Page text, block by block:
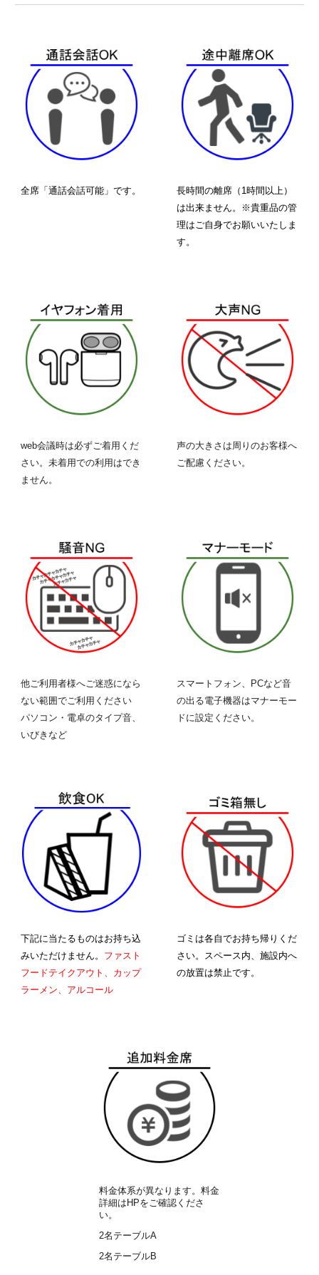
全席「通話会話可能」です。
長時間の離席（1時間以上）
は出来ません。※貴重品の管
理はご自身でお願いいたしま
す。
web会議時は必ずご着用くだ
さい。未着用での利用はでき
ません。
声の大きさは周りのお客様へ
ご配慮ください。
他ご利用者様へご迷惑になら
ない範囲でご利用ください
パソコン・電卓のタイプ音、
いびきなど
スマートフォン、PCなど音
の出る電子機器はマナーモー
ドに設定ください。
下記に当たるものはお持ち込
みいただけません。 ファスト
フードテイクアウト、カップ
ラーメン、アルコール
ゴミは各自でお持ち帰りくだ
さい。スペース内、施設内へ
の放置は禁止です。
料金体系が異なります。料金
詳細はHPをご確認くださ
い。
2名テーブルA
2名テーブルB